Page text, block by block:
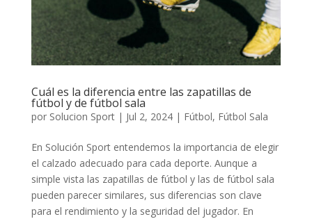
Cuál es la diferencia entre las zapatillas de
fútbol y de fútbol sala
por Solucion Sport| Jul 2, 2024| Fútbol, Fútbol Sala
En Solución Sport entendemos la importancia de elegir
el calzado adecuado para cada deporte. Aunque a
simple vista las zapatillas de fútbol y las de fútbol sala
pueden parecer similares, sus diferencias son clave
para el rendimiento y la seguridad del jugador. En